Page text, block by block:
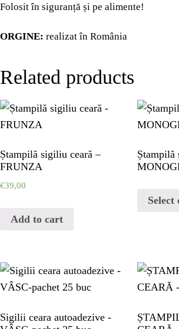
PORTFOLIO
Folosit în siguranță și pe alimente!
ORGINE: realizat în România
Related products
Ștampilă sigiliu ceară –
FRUNZA
€39,00
Add to cart
Ștampilă
Select
Sigilii ceara autoadezive -